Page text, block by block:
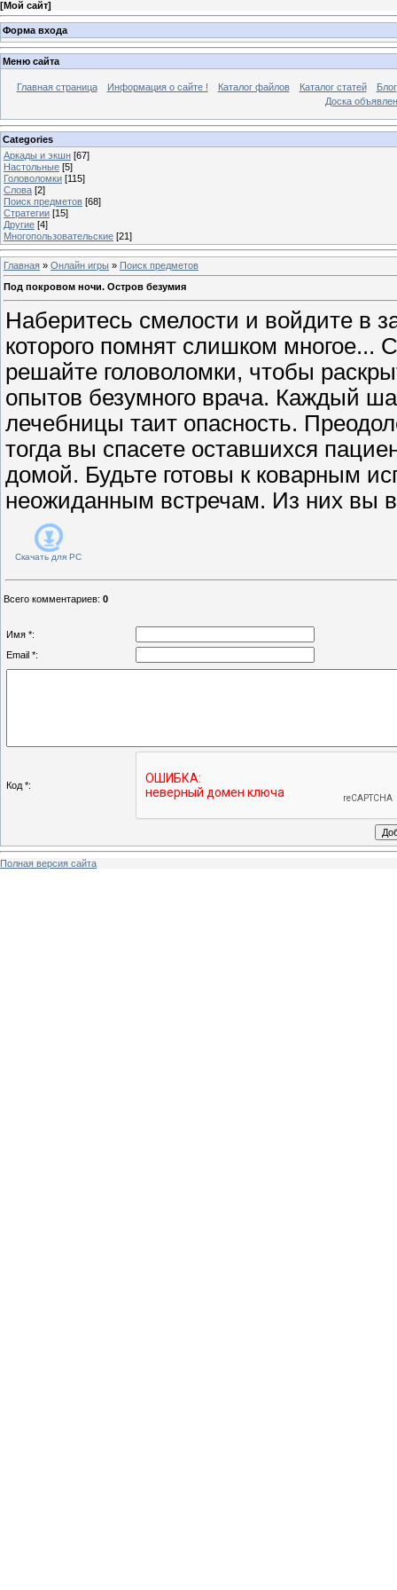
[Мой сайт]
Форма входа
Меню сайта
Главная страница Информация о сайте ! Каталог файлов Каталог статей
Блог
Доска
Categories
Аркады и экшн [67]
Настольные [5]
Головоломки [115]
Слова [2]
Поиск предметов [68]
Стратегии [15]
Другие [4]
Многопользовательские [21]
Главная » Онлайн игры » Поиск предметов
Под покровом ночи. Остров безумия
Наберитесь смелости и войдите в
которого помнят слишком многое...
решайте головоломки, чтобы
опытов безумного врача. Каждый
лечебницы таит опасность.
тогда вы спасете оставшихся
домой. Будьте готовы к коварным
неожиданным встречам. Из них вы
Скачать для PC
Всего комментариев: 0
Имя *:
Email *:
Код *:
Полная версия сайта